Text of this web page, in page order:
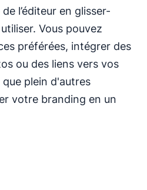
l’éditeur en glisser-
Vous pouvez
préférées, intégrer des
ou des liens vers vos
que plein d'autres
votre branding en un